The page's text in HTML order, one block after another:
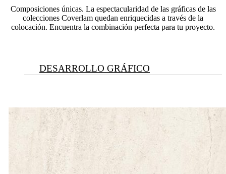
Composiciones únicas. La espectacularidad de las gráficas de las
colecciones Coverlam quedan enriquecidas a través de la
colocación. Encuentra la combinación perfecta para tu proyecto.
DESARROLLO GRÁFICO